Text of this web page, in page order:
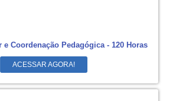
e Coordenação Pedagógica - 120 Horas
ACESSAR AGORA!